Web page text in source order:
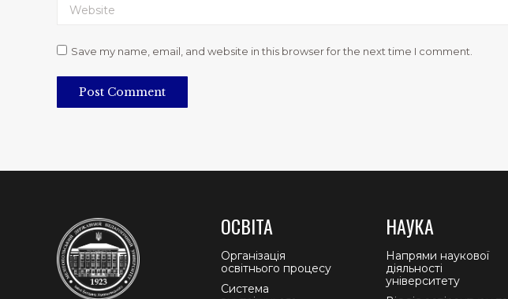
Website
Save my name, email, and website in this browser for the next time I comment.
Post Comment
ОСВІТА
Організація
освітнього процесу
Система
НАУКА
Напрями наукової
діяльності
університету